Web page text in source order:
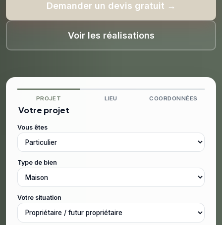
Demander un devis gratuit →
Voir les réalisations
PROJET LIEU COORDONNÉES
Votre projet
Vous êtes
Type de bien
Votre situation